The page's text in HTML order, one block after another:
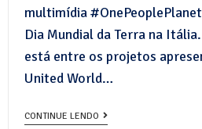
multimídia
Dia Mundial da Terra na
está entre os projetos
United World…
CONTINUE LENDO